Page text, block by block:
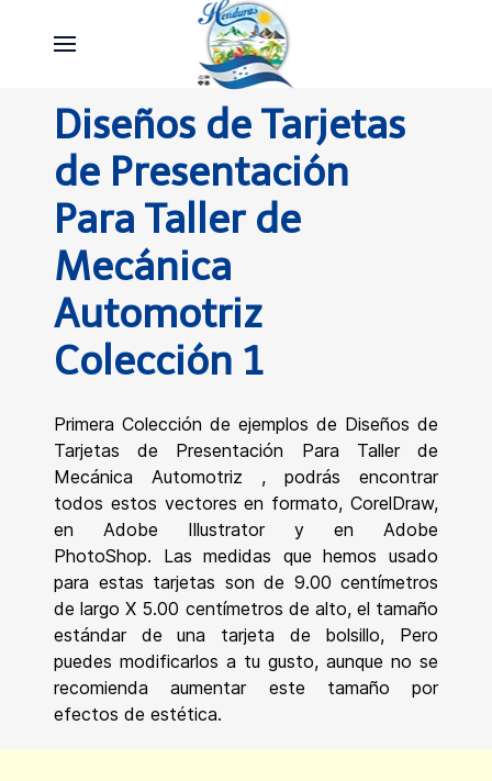
Diseños de Tarjetas
de Presentación
Para Taller de
Mecánica
Automotriz
Colección 1
Primera Colección de ejemplos de Diseños de
Tarjetas de Presentación Para Taller de
Mecánica Automotriz , podrás encontrar
todos estos vectores en formato, CorelDraw,
en Adobe Illustrator y en Adobe
PhotoShop. Las medidas que hemos usado
para estas tarjetas son de 9.00 centímetros
de largo X 5.00 centímetros de alto, el tamaño
estándar de una tarjeta de bolsillo, Pero
puedes modificarlos a tu gusto, aunque no se
recomienda aumentar este tamaño por
efectos de estética.